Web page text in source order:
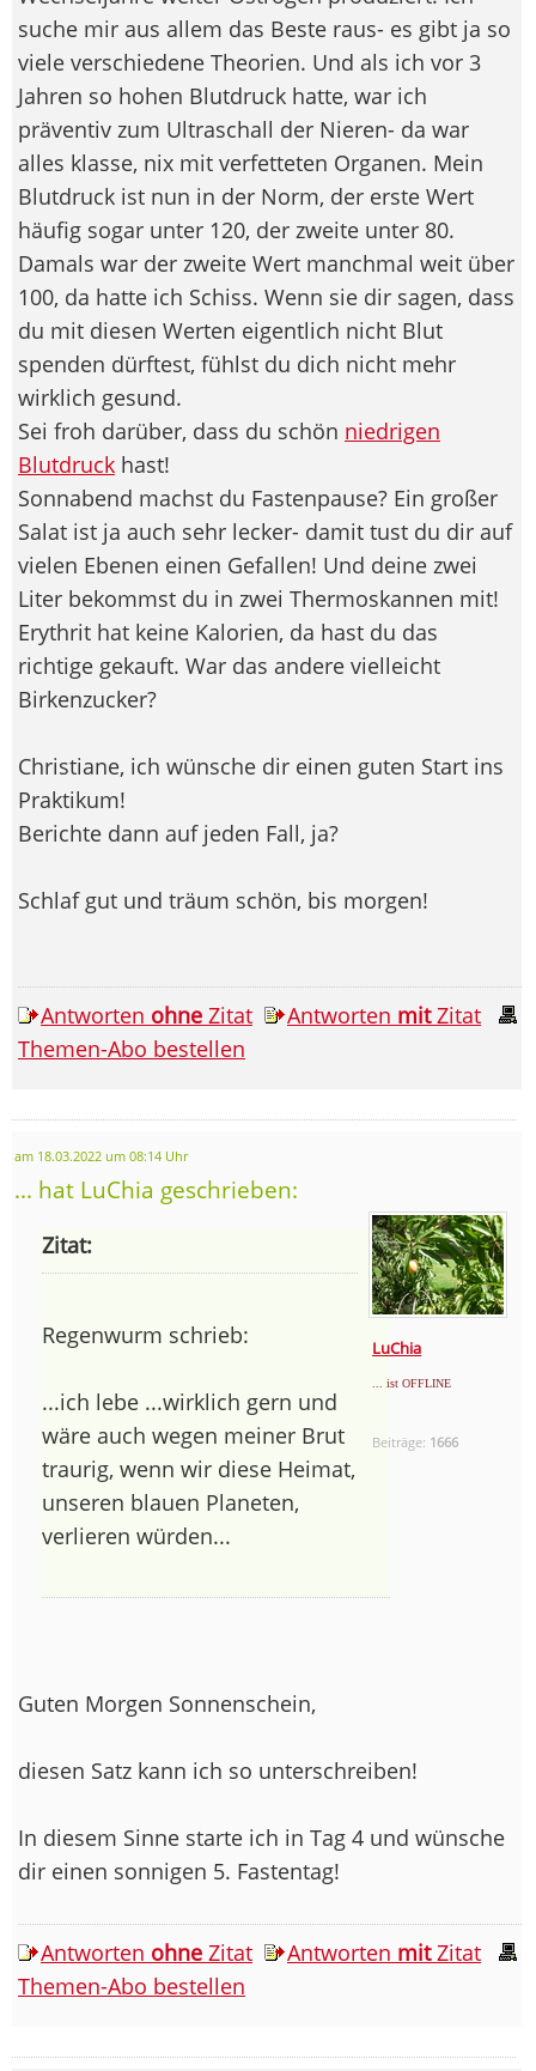
suche mir aus allem das Beste raus- es gibt ja so
viele verschiedene Theorien. Und als ich vor 3
Jahren so hohen Blutdruck hatte, war ich
präventiv zum Ultraschall der Nieren- da war
alles klasse, nix mit verfetteten Organen. Mein
Blutdruck ist nun in der Norm, der erste Wert
häufig sogar unter 120, der zweite unter 80.
Damals war der zweite Wert manchmal weit über
100, da hatte ich Schiss. Wenn sie dir sagen, dass
du mit diesen Werten eigentlich nicht Blut
spenden dürftest, fühlst du dich nicht mehr
wirklich gesund.
Sei froh darüber, dass du schön niedrigen
Blutdruck hast!
Sonnabend machst du Fastenpause? Ein großer
Salat ist ja auch sehr lecker- damit tust du dir auf
vielen Ebenen einen Gefallen! Und deine zwei
Liter bekommst du in zwei Thermoskannen mit!
Erythrit hat keine Kalorien, da hast du das
richtige gekauft. War das andere vielleicht
Birkenzucker?
Christiane, ich wünsche dir einen guten Start ins
Praktikum!
Berichte dann auf jeden Fall, ja?
Schlaf gut und träum schön, bis morgen!
Antworten ohne Zitat Antworten mitZitat
Themen-Abo bestellen
am 18.03.2022 um 08:14 Uhr
... hat LuChia geschrieben:
LuChia
... ist OFFLINE
Beiträge: 1666
Zitat:
Regenwurm schrieb:
...ich lebe ...wirklich gern und
wäre auch wegen meiner Brut
traurig, wenn wir diese Heimat,
unseren blauen Planeten,
verlieren würden...
Guten Morgen Sonnenschein,
diesen Satz kann ich so unterschreiben!
In diesem Sinne starte ich in Tag 4 und wünsche
dir einen sonnigen 5. Fastentag!
Antworten ohne Zitat Antworten mitZitat
Themen-Abo bestellen